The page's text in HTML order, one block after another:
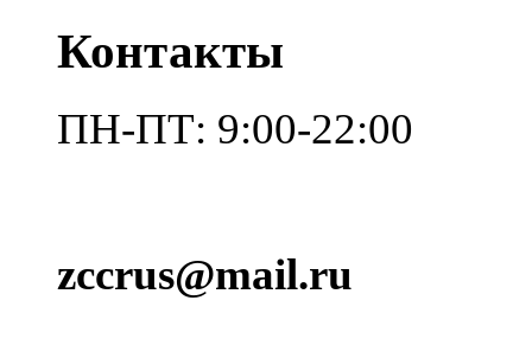
Контакты
ПН-ПТ: 9:00-22:00
zccrus@mail.ru